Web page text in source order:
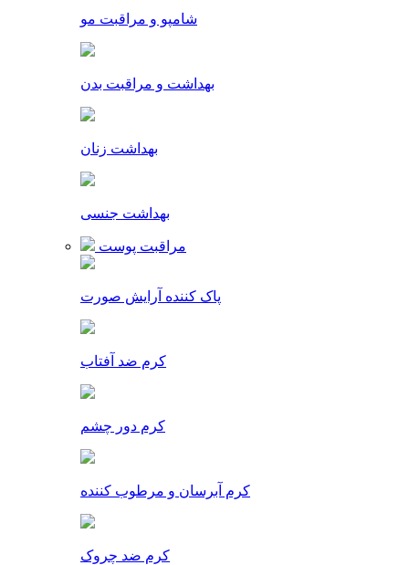
شامپو و مراقبت مو
بهداشت و مراقبت بدن
بهداشت زنان
بهداشت جنسی
مراقبت پوست
پاک کننده آرایش صورت
کرم ضد آفتاب
کرم دور چشم
کرم آبرسان و مرطوب کننده
کرم ضد چروک